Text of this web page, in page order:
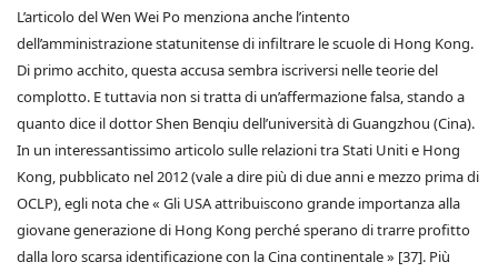
L’articolo del Wen Wei Po menziona anche l’intento
dell’amministrazione statunitense di infiltrare le scuole di Hong Kong.
Di primo acchito, questa accusa sembra iscriversi nelle teorie del
complotto. E tuttavia non si tratta di un’affermazione falsa, stando a
quanto dice il dottor Shen Benqiu dell’università di Guangzhou (Cina).
In un interessantissimo articolo sulle relazioni tra Stati Uniti e Hong
Kong, pubblicato nel 2012 (vale a dire più di due anni e mezzo prima di
OCLP), egli nota che « Gli USA attribuiscono grande importanza alla
giovane generazione di Hong Kong perché sperano di trarre profitto
dalla loro scarsa identificazione con la Cina continentale » [37]. Più